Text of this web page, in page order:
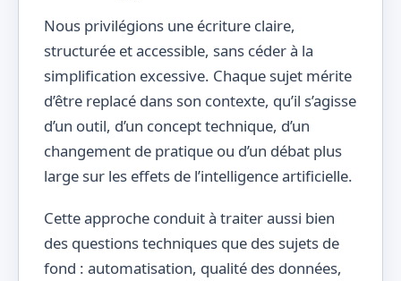
Nous privilégions une écriture claire,
structurée et accessible, sans céder à la
simplification excessive. Chaque sujet mérite
d’être replacé dans son contexte, qu’il s’agisse
d’un outil, d’un concept technique, d’un
changement de pratique ou d’un débat plus
large sur les effets de l’intelligence artificielle.
Cette approche conduit à traiter aussi bien
des questions techniques que des sujets de
fond : automatisation, qualité des données,